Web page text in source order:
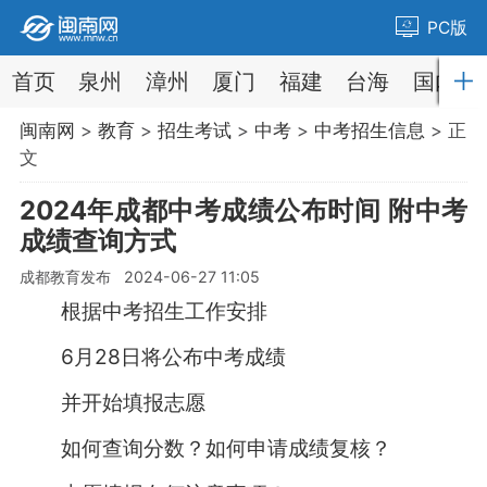
PC版
首页 泉州 漳州 厦门 福建 台海 国内
闽南网 > 教育> 招生考试> 中考> 中考招生信息 > 正
文
2024年成都中考成绩公布时间 附中考
成绩查询方式
成都教育发布 2024-06-27 11:05
根据中考招生工作安排
6月28日将公布中考成绩
并开始填报志愿
如何查询分数？如何申请成绩复核？